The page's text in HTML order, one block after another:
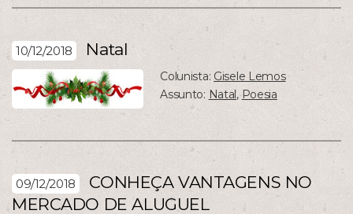
10/12/2018 Natal
Colunista: Gisele Lemos
Assunto: Natal,Poesia
09/12/2018
CONHEÇA VANTAGENS NO
MERCADO DE ALUGUEL